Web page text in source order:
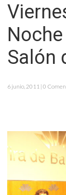
Salón
6 junio, 2011 | 0